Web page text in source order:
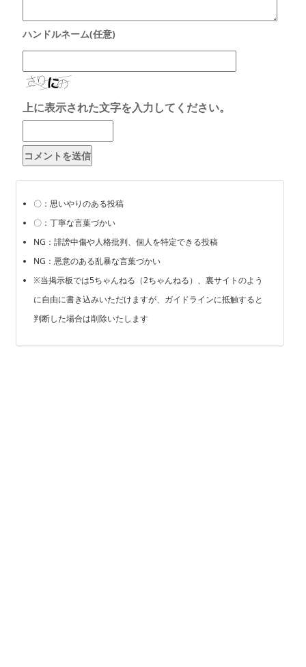
上に表示された文字を入力してください。
〇：思いやりのある投稿
〇：丁寧な言葉づかい
NG：誹謗中傷や人格批判、個人を特定できる投稿
NG：悪意のある乱暴な言葉づかい
※当掲示板では5ちゃんねる（2ちゃんねる）、裏サイトのよう
に自由に書き込みいただけますが、ガイドラインに抵触すると
判断した場合は削除いたします